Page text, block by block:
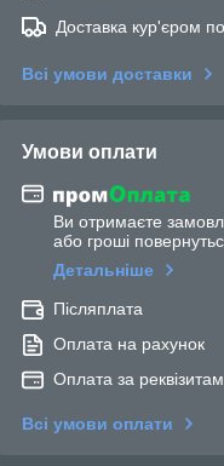
Доставка кур'єром
Всі умови доставки
Умови оплати
Ви отримаєте
або гроші
Детальніше
Післяплата
Оплата на рахунок
Оплата за
Всі умови оплати